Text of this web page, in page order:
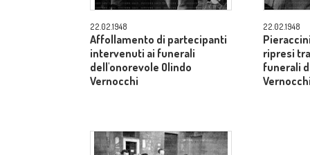
22.02.1948
Affollamento di partecipanti
intervenuti ai funerali
dell'onorevole Olindo
Vernocchi
22.02.1948
ripresi
funerali